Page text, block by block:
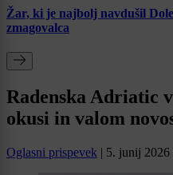
Žar, ki je najbolj navdušil
zmagovalca
Radenska Adriatic
okusi in valom
Oglasni prispevek | 5. junij 2026